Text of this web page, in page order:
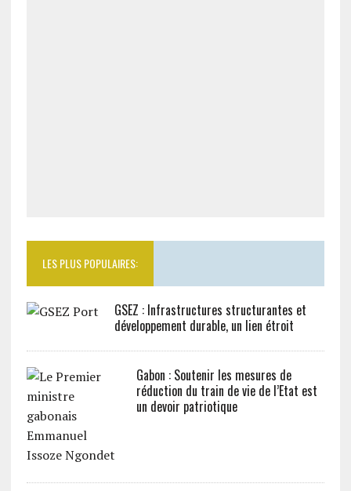
LES PLUS POPULAIRES:
GSEZ : Infrastructures structurantes et
développement durable, un lien étroit
Gabon : Soutenir les mesures de
réduction du train de vie de l’Etat est
un devoir patriotique